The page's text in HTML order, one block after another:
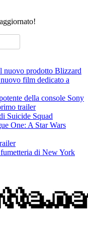
nuovo prodotto Blizzard
film dedicato a
della console Sony
trailer
Suicide Squad
One: A Star Wars
di New York